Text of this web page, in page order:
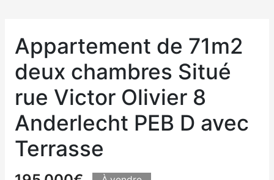
Appartement de 71m2
deux chambres Situé
rue Victor Olivier 8
Anderlecht PEB D avec
Terrasse